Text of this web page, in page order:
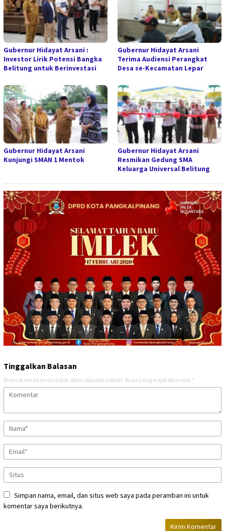
Gubernur Hidayat Arsani :
Investor Lirik Potensi Bangka
Belitung untuk Berinvestasi
Gubernur Hidayat Arsani
Terima Audiensi Perangkat
Desa se-Kecamatan Lepar
Gubernur Hidayat Arsani
Kunjungi SMAN 1 Mentok
Gubernur Hidayat Arsani
Resmikan Gedung SMA
Keluarga Universal Belitung
Tinggalkan Balasan
Alamat email Anda tidak akan dipublikasikan. Ruas yang wajib ditandai *
Simpan nama, email, dan situs web saya pada peramban ini untuk
komentar saya berikutnya.